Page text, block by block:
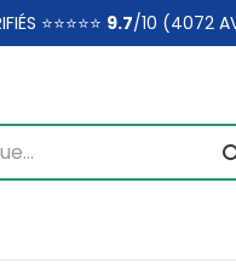
⭐⭐⭐⭐⭐ 9.7/10 (4072